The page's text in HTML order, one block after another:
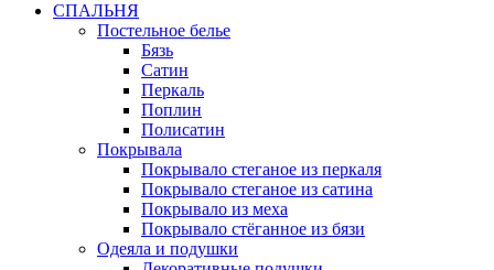
СПАЛЬНЯ
Постельное белье
Бязь
Сатин
Перкаль
Поплин
Полисатин
Покрывала
Покрывало стеганое из перкаля
Покрывало стеганое из сатина
Покрывало из меха
Покрывало стёганное из бязи
Одеяла и подушки